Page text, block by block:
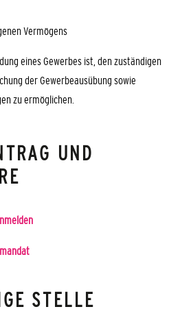
Vermögens
eines Gewerbes ist, den zuständigen
der Gewerbeausübung sowie
zu ermöglichen.
UND
STELLE